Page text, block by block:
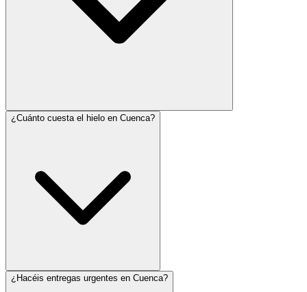
¿Cuánto cuesta el hielo en Cuenca?
¿Hacéis entregas urgentes en Cuenca?